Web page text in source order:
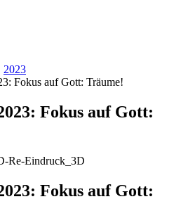
2023
Fokus auf Gott: Träume!
Fokus auf Gott:
Fokus auf Gott: